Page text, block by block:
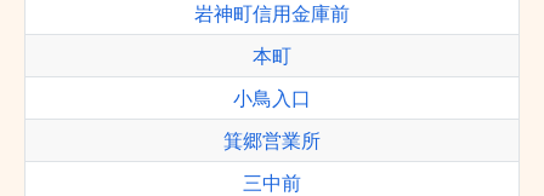
岩神町信用金庫前
本町
小鳥入口
箕郷営業所
三中前